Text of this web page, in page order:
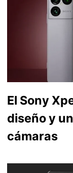
El Sony
diseño y
cámaras